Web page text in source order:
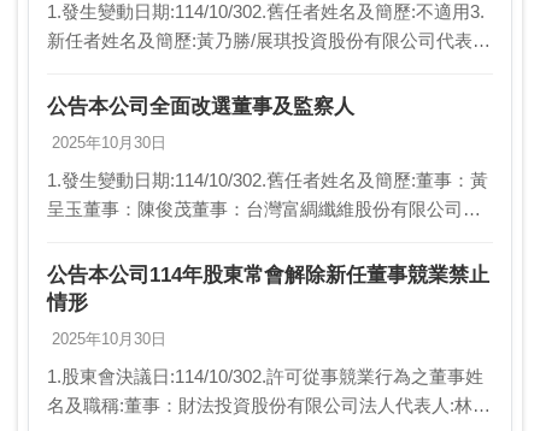
1.發生變動日期:114/10/302.舊任者姓名及簡歷:不適用3.
新任者姓名及簡歷:黃乃勝/展琪投資股份有限公司代表人
數:9,358,700股…
公告本公司全面改選董事及監察人
2025年10月30日
1.發生變動日期:114/10/302.舊任者姓名及簡歷:董事：黃
呈玉董事：陳俊茂董事：台灣富綢纖維股份有限公司董
司獨立董事：詹定宇獨立董事：吳孟璇監…
公告本公司114年股東常會解除新任董事競業禁止
情形
2025年10月30日
1.股東會決議日:114/10/302.許可從事競業行為之董事姓
名及職稱:董事：財法投資股份有限公司法人代表人:林文